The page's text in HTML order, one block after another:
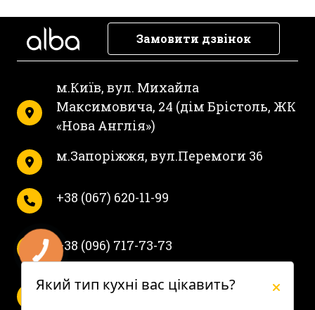
Який тип кухні вас цікавить?
Замовити дзвінок
м.Київ, вул. Михайла
Максимовича, 24 (дім Брістоль, ЖК
«Нова Англія»)
м.Запоріжжя, вул.Перемоги 36
+38 (067) 620-11-99
+38 (096) 717-73-73
Пн-Пт с 10 до 19.